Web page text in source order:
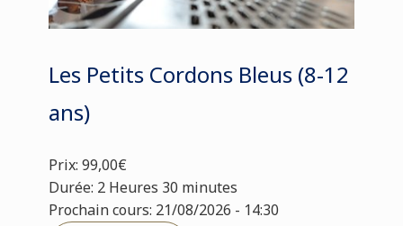
Les Petits Cordons Bleus (8-12
ans)
Prix: 99,00€
Durée: 2 Heures 30 minutes
Prochain cours: 21/08/2026 - 14:30